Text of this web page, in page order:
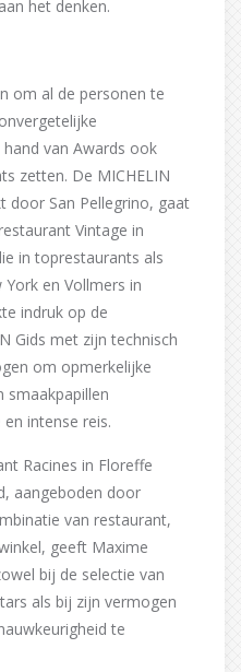
het denken.
om al de personen te
van Awards ook
zetten. De MICHELIN
door San Pellegrino, gaat
Vintage in
in toprestaurants als
en Vollmers in
indruk op de
Gids met zijn technisch
om opmerkelijke
smaakpapillen
intense reis.
Racines in Floreffe
aangeboden door
van restaurant,
geeft Maxime
bij de selectie van
als bij zijn vermogen
te